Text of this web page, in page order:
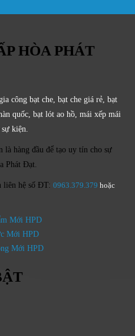
HÒA PHÁT
công bạt che, bạt che giá rẻ, bạt
quốc, bạt lót ao hồ, mái xếp mái
kiện.
là hàng đầu để tạo uy tín cho sự
Phát Đạt.
liên hệ số ĐT: 0963.379.379 hoặc
Mới HPD
Mới HPD
Mới HPD